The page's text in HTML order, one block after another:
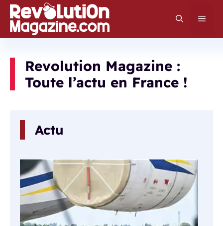
Aller
au
contenu
Revolution Magazine :
Toute l’actu en France !
Actu